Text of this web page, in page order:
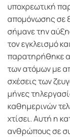
υποχρεωτική
απομόνωσης σε
σήμανε την
τον εγκλεισμό
παρατηρήθηκε
των ατόμων με
σχέσεις των
μήνες
καθημερινών
χτίσει. Αυτή η
ανθρώπους σε